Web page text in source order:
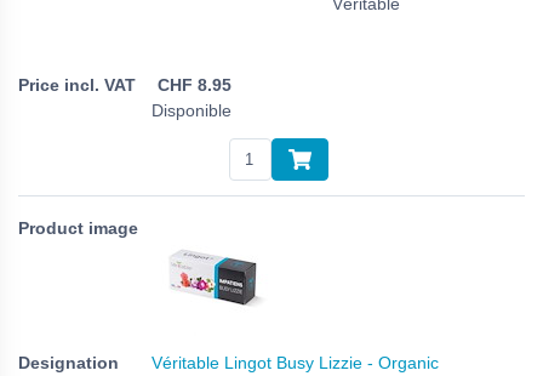
CHF 8.95
Disponible
Véritable Lingot Busy Lizzie - Organic